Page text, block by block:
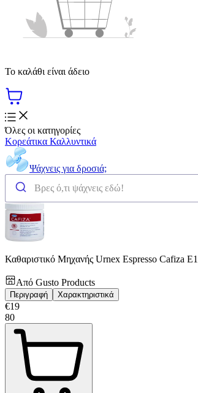
Το καλάθι είναι άδειο
Όλες οι κατηγορίες
Κορεάτικα Καλλυντικά
Ψάχνεις για δροσιά;
Καθαριστικό Μηχανής Urnex Espresso Cafiza
Από Gusto Products
Περιγραφή Χαρακτηριστικά
€19
80